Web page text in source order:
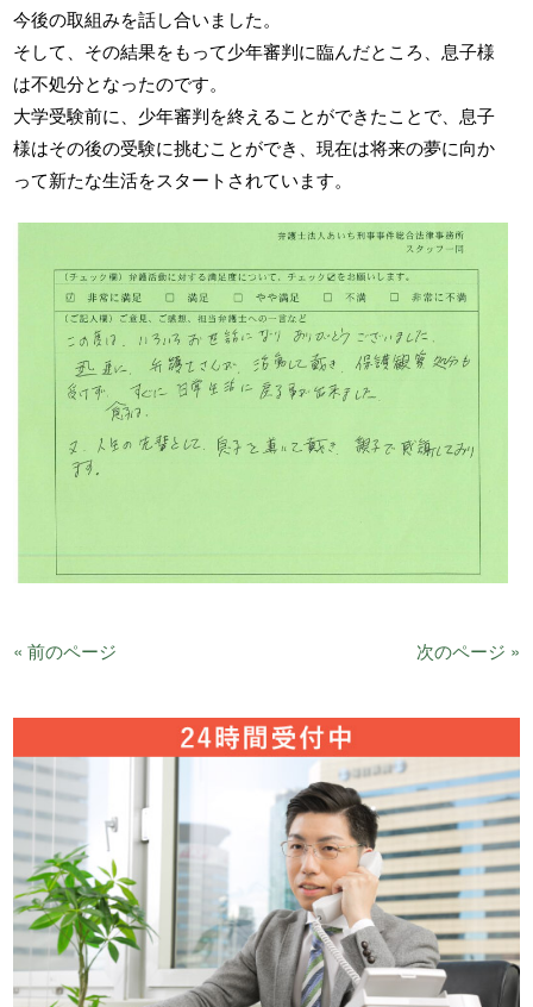
今後の取組みを話し合いました。
そして、その結果をもって少年審判に臨んだところ、息子様
は不処分となったのです。
大学受験前に、少年審判を終えることができたことで、息子
様はその後の受験に挑むことができ、現在は将来の夢に向か
って新たな生活をスタートされています。
« 前のページ 次のページ »